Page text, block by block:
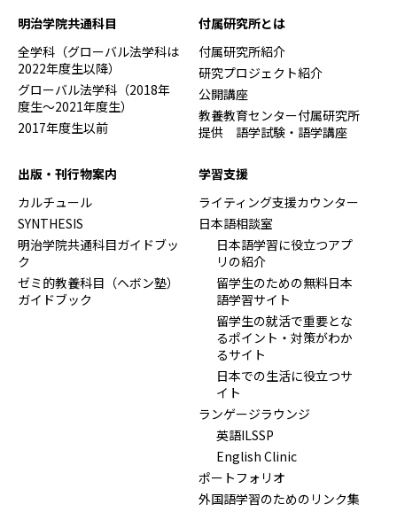
明治学院共通科目
全学科（グローバル法学科は
2022年度生以降）
グローバル法学科（2018年
度生～2021年度生）
2017年度生以前
付属研究所とは
付属研究所紹介
研究プロジェクト紹介
公開講座
教養教育センター付属研究所
提供 語学試験・語学講座
出版・刊行物案内
カルチュール
SYNTHESIS
明治学院共通科目ガイドブッ
ク
ゼミ的教養科目（ヘボン塾）
ガイドブック
学習支援
ライティング支援カウンター
日本語相談室
日本語学習に役立つアプ
リの紹介
留学生のための無料日本
語学習サイト
留学生の就活で重要とな
るポイント・対策がわか
るサイト
日本での生活に役立つサ
イト
ランゲージラウンジ
英語ILSSP
English Clinic
ポートフォリオ
外国語学習のためのリンク集